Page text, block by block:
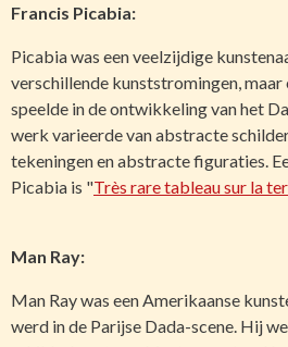
Francis Picabia:
Picabia was een veelzijdige
verschillende kunststromingen,
speelde in de ontwikkeling van het
werk varieerde van abstracte
tekeningen en abstracte figuraties.
Picabia is "Très rare tableau sur la
Man Ray:
Man Ray was een Amerikaanse
werd in de Parijse Dada-scene. Hij